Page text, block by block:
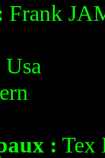
Frank
Usa
: Tex